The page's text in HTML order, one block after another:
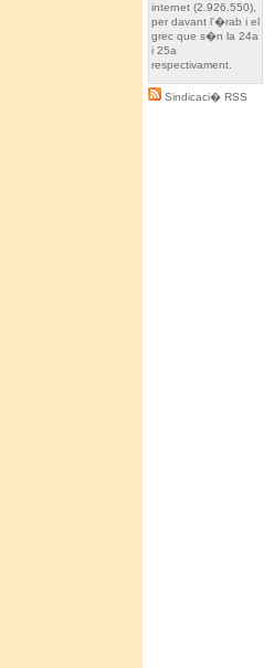
internet (2.926.550),
per davant l'�rab i el
grec que s�n la 24a
i 25a
respectivament.
Sindicaci� RSS